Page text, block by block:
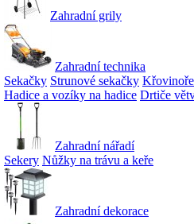
Zahradní grily
Zahradní technika
Sekačky Strunové sekačky
Hadice a vozíky na hadice Drtiče
Zahradní nářadí
Sekery Nůžky na trávu a keře
Zahradní dekorace